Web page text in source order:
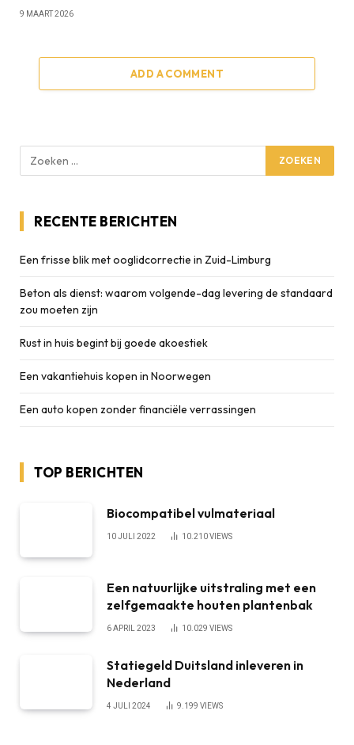
9 MAART 2026
ADD A COMMENT
RECENTE BERICHTEN
Een frisse blik met ooglidcorrectie in Zuid-Limburg
Beton als dienst: waarom volgende-dag levering de standaard
zou moeten zijn
Rust in huis begint bij goede akoestiek
Een vakantiehuis kopen in Noorwegen
Een auto kopen zonder financiële verrassingen
TOP BERICHTEN
Biocompatibel vulmateriaal
10 JULI 2022 10.210VIEWS
Een natuurlijke uitstraling met een
zelfgemaakte houten plantenbak
6 APRIL 2023 10.029 VIEWS
Statiegeld Duitsland inleveren in
Nederland
4 JULI 2024 9.199 VIEWS